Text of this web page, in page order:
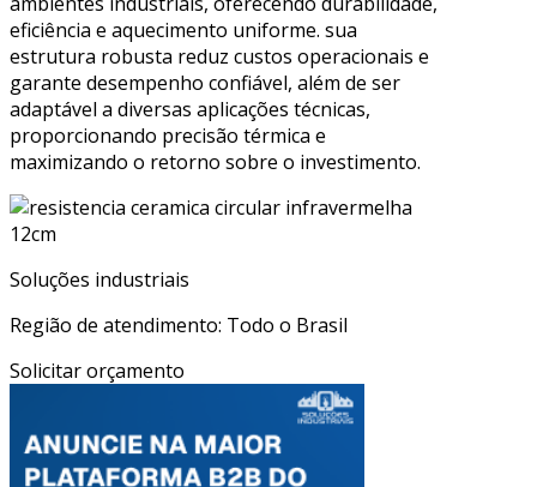
eficiência e aquecimento uniforme. sua
estrutura robusta reduz custos operacionais e
garante desempenho confiável, além de ser
adaptável a diversas aplicações técnicas,
proporcionando precisão térmica e
maximizando o retorno sobre o investimento.
Soluções industriais
Região de atendimento: Todo o Brasil
Solicitar orçamento